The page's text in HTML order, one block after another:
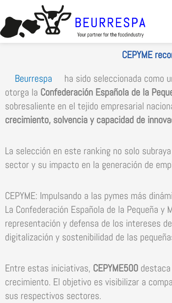
contenido
CEPYME
Beurrespa
ha sido seleccionada como
otorga la Confederación Española de la
sobresaliente en el tejido empresarial
crecimiento, solvencia y capacidad de
La selección en este ranking no solo
sector y su impacto en la generación de
CEPYME: Impulsando a las pymes más
La Confederación Española de la Pequeña y
representación y defensa de los intereses
digitalización y sostenibilidad de las
Entre estas iniciativas, CEPYME500
crecimiento. El objetivo es visibilizar a
sus respectivos sectores.